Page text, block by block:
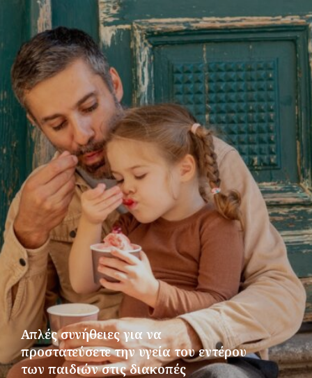
Απλές συνήθειες για να
προστατεύσετε την υγεία του εντέρου
των παιδιών στις διακοπές